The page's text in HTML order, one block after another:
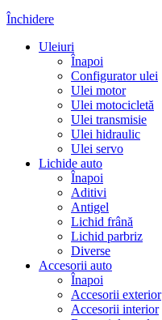
Închidere
Uleiuri
Înapoi
Configurator ulei
Ulei motor
Ulei motocicletă
Ulei transmisie
Ulei hidraulic
Ulei servo
Lichide auto
Înapoi
Aditivi
Antigel
Lichid frână
Lichid parbriz
Diverse
Accesorii auto
Înapoi
Accesorii exterior
Accesorii interior